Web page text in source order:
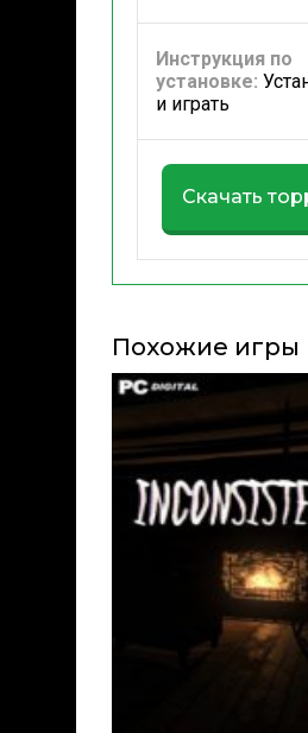
Инструкция по
установке:
и играть
Скачать
Похожие игры